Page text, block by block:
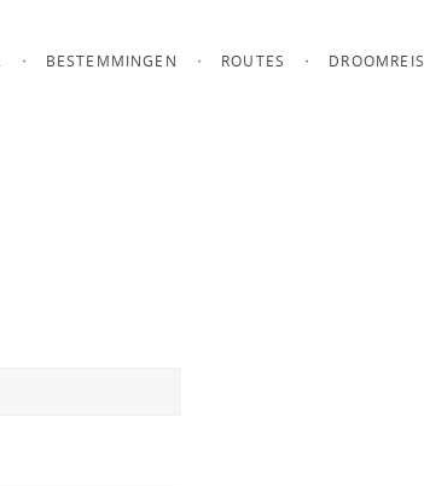
BESTEMMINGEN ROUTES DROOMREIS